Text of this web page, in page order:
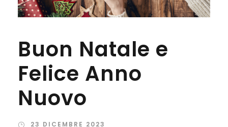
Buon Natale e
Felice Anno
Nuovo
23 DICEMBRE 2023